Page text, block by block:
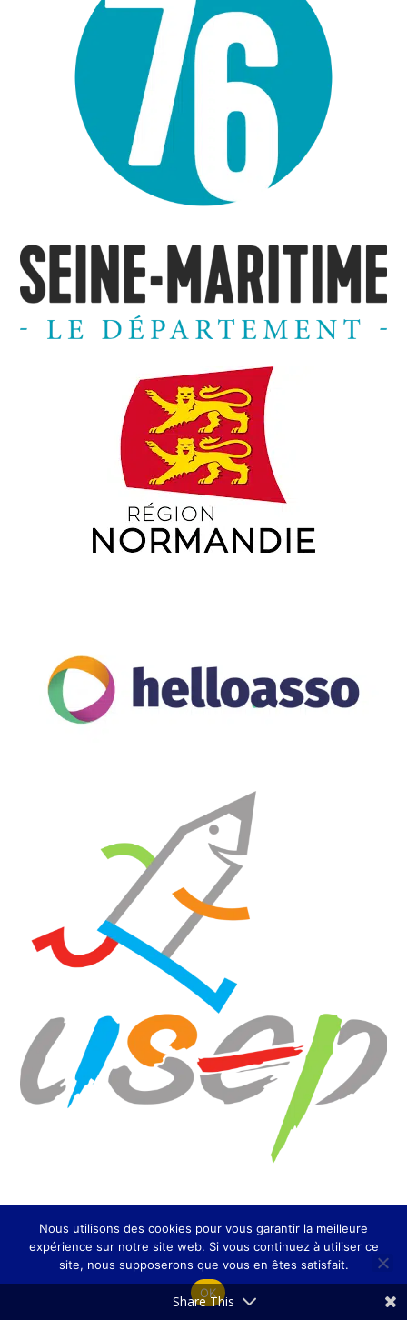
Share This
Nous utilisons des cookies pour vous garantir la meilleure
expérience sur notre site web. Si vous continuez à utiliser ce
site, nous supposerons que vous en êtes satisfait.
OK